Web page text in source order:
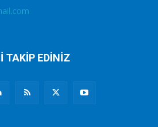
TAKİP EDİNİZ